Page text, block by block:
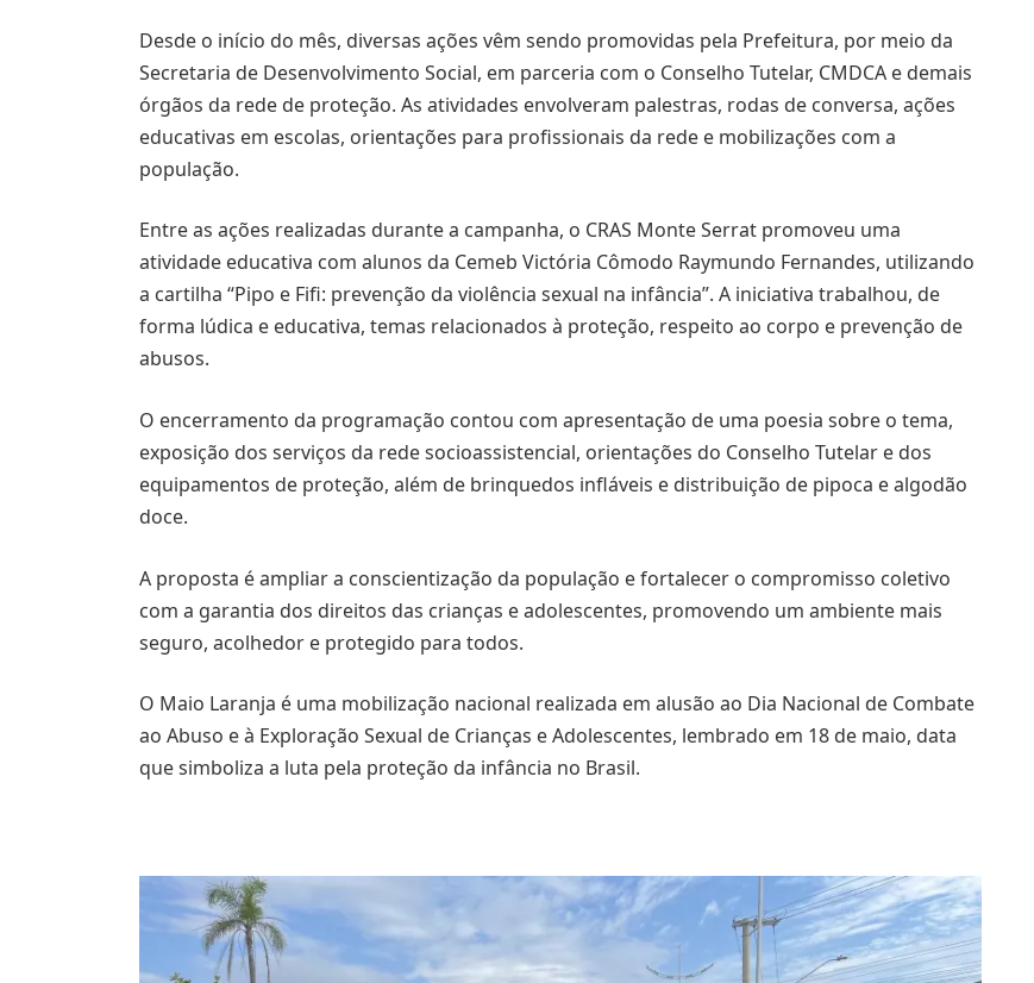
Desde o início do mês, diversas ações vêm sendo promovidas pela Prefeitura, por meio da
Secretaria de Desenvolvimento Social, em parceria com o Conselho Tutelar, CMDCA e demais
órgãos da rede de proteção. As atividades envolveram palestras, rodas de conversa, ações
educativas em escolas, orientações para profissionais da rede e mobilizações com a
população.
Entre as ações realizadas durante a campanha, o CRAS Monte Serrat promoveu uma
atividade educativa com alunos da Cemeb Victória Cômodo Raymundo Fernandes, utilizando
a cartilha “Pipo e Fifi: prevenção da violência sexual na infância”. A iniciativa trabalhou, de
forma lúdica e educativa, temas relacionados à proteção, respeito ao corpo e prevenção de
abusos.
O encerramento da programação contou com apresentação de uma poesia sobre o tema,
exposição dos serviços da rede socioassistencial, orientações do Conselho Tutelar e dos
equipamentos de proteção, além de brinquedos infláveis e distribuição de pipoca e algodão
doce.
A proposta é ampliar a conscientização da população e fortalecer o compromisso coletivo
com a garantia dos direitos das crianças e adolescentes, promovendo um ambiente mais
seguro, acolhedor e protegido para todos.
O Maio Laranja é uma mobilização nacional realizada em alusão ao Dia Nacional de Combate
ao Abuso e à Exploração Sexual de Crianças e Adolescentes, lembrado em 18 de maio, data
que simboliza a luta pela proteção da infância no Brasil.